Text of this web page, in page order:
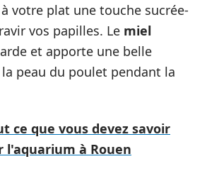
votre plat une touche sucrée-
vos papilles. Le miel
et apporte une belle
peau du poulet pendant la
ce que vous devez savoir
l'aquarium à Rouen